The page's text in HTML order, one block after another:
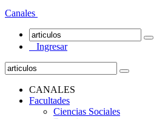
Canales
Ingresar
CANALES
Facultades
Ciencias Sociales